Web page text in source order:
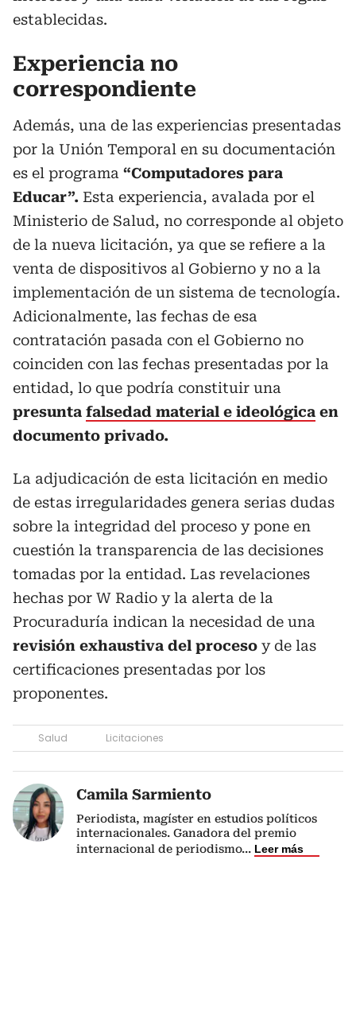
establecidas.
Experiencia no
correspondiente
Además, una de las experiencias presentadas
por la Unión Temporal en su documentación
es el programa “Computadores para
Educar”. Esta experiencia, avalada por el
Ministerio de Salud, no corresponde al objeto
de la nueva licitación, ya que se refiere a la
venta de dispositivos al Gobierno y no a la
implementación de un sistema de tecnología.
Adicionalmente, las fechas de esa
contratación pasada con el Gobierno no
coinciden con las fechas presentadas por la
entidad, lo que podría constituir una
presunta falsedad material e ideológica en
documento privado.
La adjudicación de esta licitación en medio
de estas irregularidades genera serias dudas
sobre la integridad del proceso y pone en
cuestión la transparencia de las decisiones
tomadas por la entidad. Las revelaciones
hechas por W Radio y la alerta de la
Procuraduría indican la necesidad de una
revisión exhaustiva del proceso y de las
certificaciones presentadas por los
proponentes.
Salud Licitaciones
Camila Sarmiento
Periodista, magíster en estudios políticos
internacionales. Ganadora del premio
internacional de periodismo... Leer más